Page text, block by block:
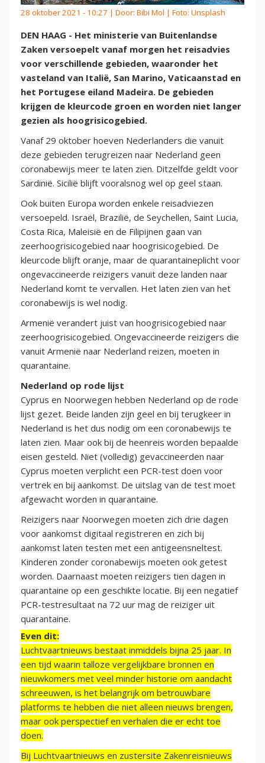
28 oktober 2021 - 10:27 | Door: Bibi Mol | Foto: Unsplash
DEN HAAG - Het ministerie van Buitenlandse
Zaken versoepelt vanaf morgen het reisadvies
voor verschillende gebieden, waaronder het
vasteland van Italië, San Marino, Vaticaanstad en
het Portugese eiland Madeira. De gebieden
krijgen de kleurcode groen en worden niet langer
gezien als hoogrisicogebied.
Vanaf 29 oktober hoeven Nederlanders die vanuit
deze gebieden terugreizen naar Nederland geen
coronabewijs meer te laten zien. Ditzelfde geldt voor
Sardinië. Sicilië blijft vooralsnog wel op geel staan.
Ook buiten Europa worden enkele reisadviezen
versoepeld. Israël, Brazilië, de Seychellen, Saint Lucia,
Costa Rica, Maleisië en de Filipijnen gaan van
zeerhoogrisicogebied naar hoogrisicogebied. De
kleurcode blijft oranje, maar de quarantaineplicht voor
ongevaccineerde reizigers vanuit deze landen naar
Nederland komt te vervallen. Het laten zien van het
coronabewijs is wel nodig.
Armenië verandert juist van hoogrisicogebied naar
zeerhoogrisicogebied. Ongevaccineerde reizigers die
vanuit Armenië naar Nederland reizen, moeten in
quarantaine.
Nederland op rode lijst
Cyprus en Noorwegen hebben Nederland op de rode
lijst gezet. Beide landen zijn geel en bij terugkeer in
Nederland is het dus nodig om een coronabewijs te
laten zien. Maar ook bij de heenreis worden bepaalde
eisen gesteld. Niet (volledig) gevaccineerden naar
Cyprus moeten verplicht een PCR-test doen voor
vertrek en bij aankomst. De uitslag van de test moet
afgewacht worden in quarantaine.
Reizigers naar Noorwegen moeten zich drie dagen
voor aankomst digitaal registreren en zich bij
aankomst laten testen met een antigeensneltest.
Kinderen zonder coronabewijs moeten ook getest
worden. Daarnaast moeten reizigers tien dagen in
quarantaine op een geschikte locatie. Bij een negatief
PCR-testresultaat na 72 uur mag de reiziger uit
quarantaine.
Even dit:
Luchtvaartnieuws bestaat inmiddels bijna 25 jaar. In
een tijd waarin talloze vergelijkbare bronnen en
nieuwkomers met veel minder historie om aandacht
schreeuwen, is het belangrijk om betrouwbare
platforms te hebben die niet alleen nieuws brengen,
maar ook perspectief en verhalen die er echt toe
doen.
Bij Luchtvaartnieuws en zustersite Zakenreisnieuws